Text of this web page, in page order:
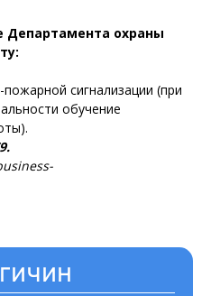
Департамента охраны
сигнализации (при
обучение